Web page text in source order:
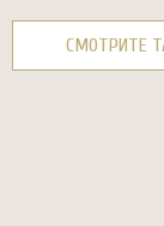
СМОТРИТЕ